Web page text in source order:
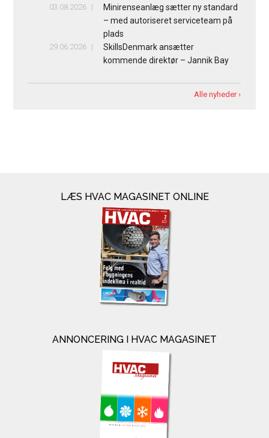
03.08.2026
Minirenseanlæg sætter ny standard
– med autoriseret serviceteam på
plads
29.06.2026
SkillsDenmark ansætter
kommende direktør – Jannik Bay
Alle nyheder ›
LÆS HVAC MAGASINET ONLINE
ANNONCERING I HVAC MAGASINET